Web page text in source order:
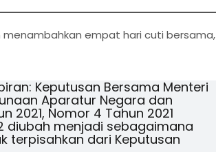
empat hari cuti bersama,
Keputusan Bersama Menteri
Aparatur Negara dan
2021, Nomor 4 Tahun 2021
diubah menjadi sebagaimana
terpisahkan dari Keputusan